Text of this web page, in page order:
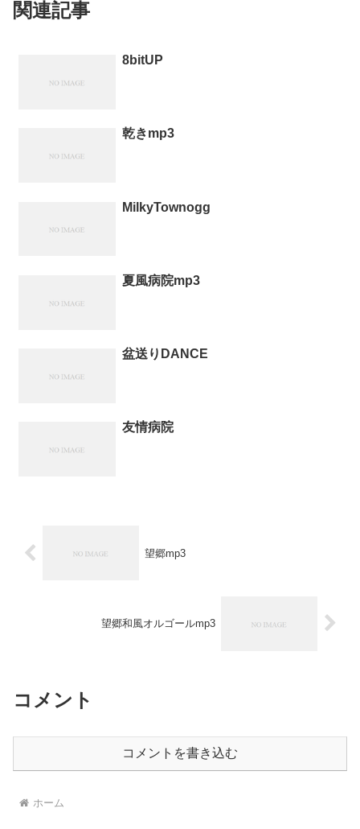
関連記事
8bitUP
乾きmp3
MilkyTownogg
夏風病院mp3
盆送りDANCE
友情病院
望郷mp3
望郷和風オルゴールmp3
コメント
コメントを書き込む
ホーム